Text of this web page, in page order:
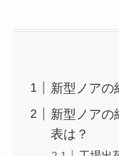
新型ノアの
新型ノアの
表は？